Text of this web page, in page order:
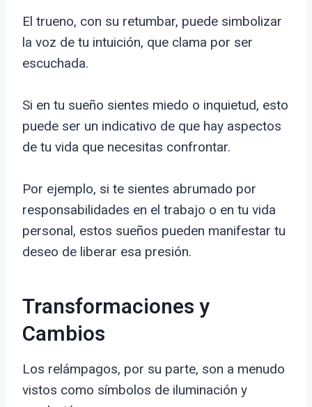
El trueno, con su retumbar, puede simbolizar
la voz de tu intuición, que clama por ser
escuchada.
Si en tu sueño sientes miedo o inquietud, esto
puede ser un indicativo de que hay aspectos
de tu vida que necesitas confrontar.
Por ejemplo, si te sientes abrumado por
responsabilidades en el trabajo o en tu vida
personal, estos sueños pueden manifestar tu
deseo de liberar esa presión.
Transformaciones y
Cambios
Los relámpagos, por su parte, son a menudo
vistos como símbolos de iluminación y